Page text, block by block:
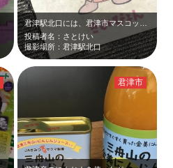
投稿者名：さとけい
撮影場所：君津駅北口
君津市